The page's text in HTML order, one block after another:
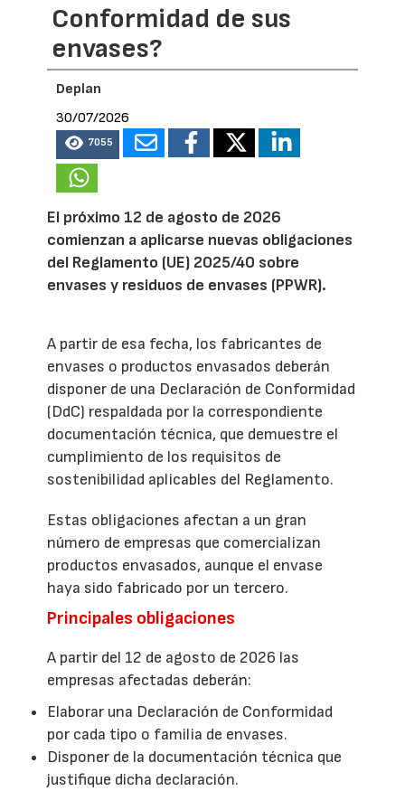
Conformidad de sus
envases?
Deplan
30/07/2026
7055
El próximo 12 de agosto de 2026
comienzan a aplicarse nuevas obligaciones
del Reglamento (UE) 2025/40 sobre
envases y residuos de envases (PPWR).
A partir de esa fecha, los fabricantes de
envases o productos envasados deberán
disponer de una Declaración de Conformidad
(DdC) respaldada por la correspondiente
documentación técnica, que demuestre el
cumplimiento de los requisitos de
sostenibilidad aplicables del Reglamento.
Estas obligaciones afectan a un gran
número de empresas que comercializan
productos envasados, aunque el envase
haya sido fabricado por un tercero.
Principales obligaciones
A partir del 12 de agosto de 2026 las
empresas afectadas deberán:
Elaborar una Declaración de Conformidad
por cada tipo o familia de envases.
Disponer de la documentación técnica que
justifique dicha declaración.